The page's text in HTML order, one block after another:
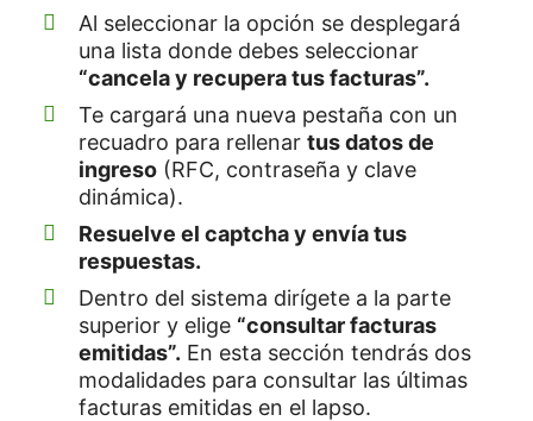
Al seleccionar la opción se desplegará
una lista donde debes seleccionar
“cancela y recupera tus facturas”.
Te cargará una nueva pestaña con un
recuadro para rellenar tus datos de
ingreso (RFC, contraseña y clave
dinámica).
Resuelve el captcha y envía tus
respuestas.
Dentro del sistema dirígete a la parte
superior y elige “consultar facturas
emitidas”. En esta sección tendrás dos
modalidades para consultar las últimas
facturas emitidas en el lapso.